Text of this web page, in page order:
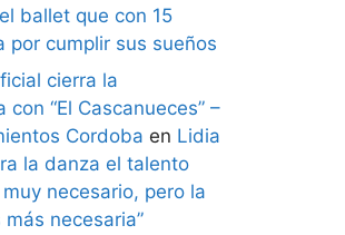
ballet que con 15
por cumplir sus sueños
cierra la
con “El Cascanueces” –
Cordoba en Lidia
la danza el talento
necesario, pero la
necesaria”